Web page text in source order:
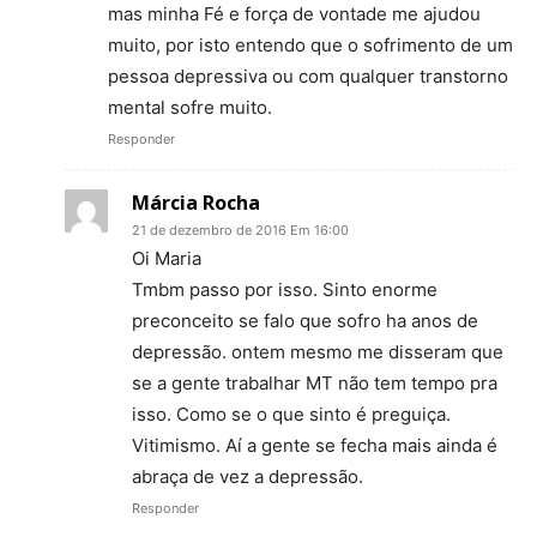
mas minha Fé e força de vontade me ajudou
muito, por isto entendo que o sofrimento de um
pessoa depressiva ou com qualquer transtorno
mental sofre muito.
Responder
Márcia Rocha
21 de dezembro de 2016 Em 16:00
Oi Maria
Tmbm passo por isso. Sinto enorme
preconceito se falo que sofro ha anos de
depressão. ontem mesmo me disseram que
se a gente trabalhar MT não tem tempo pra
isso. Como se o que sinto é preguiça.
Vitimismo. Aí a gente se fecha mais ainda é
abraça de vez a depressão.
Responder